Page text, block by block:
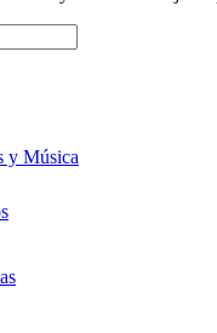
y Música